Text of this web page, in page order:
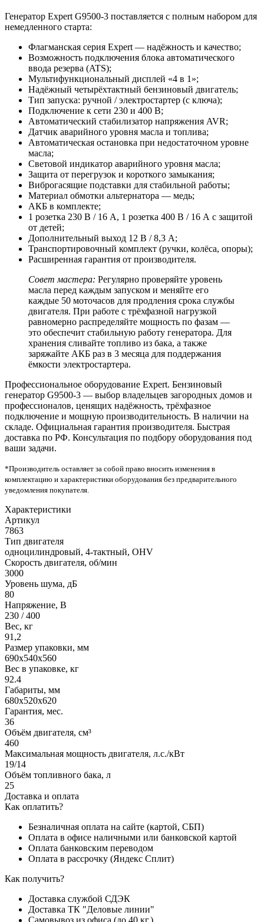
Генератор Expert G9500-3 поставляется с полным набором для
немедленного старта:
Флагманская серия Expert — надёжность и качество;
Возможность подключения блока автоматического
ввода резерва (ATS);
Мультифункциональный дисплей «4 в 1»;
Надёжный четырёхтактный бензиновый двигатель;
Тип запуска: ручной / электростартер (с ключа);
Подключение к сети 230 и 400 В;
Автоматический стабилизатор напряжения AVR;
Датчик аварийного уровня масла и топлива;
Автоматическая остановка при недостаточном уровне
масла;
Световой индикатор аварийного уровня масла;
Защита от перегрузок и короткого замыкания;
Виброгасящие подставки для стабильной работы;
Материал обмотки альтернатора — медь;
АКБ в комплекте;
1 розетка 230 В / 16 А, 1 розетка 400 В / 16 А с защитой
от детей;
Дополнительный выход 12 В / 8,3 А;
Транспортировочный комплект (ручки, колёса, опоры);
Расширенная гарантия от производителя.
Совет мастера: Регулярно проверяйте уровень
масла перед каждым запуском и меняйте его
каждые 50 моточасов для продления срока службы
двигателя. При работе с трёхфазной нагрузкой
равномерно распределяйте мощность по фазам —
это обеспечит стабильную работу генератора. Для
хранения сливайте топливо из бака, а также
заряжайте АКБ раз в 3 месяца для поддержания
ёмкости электростартера.
Профессиональное оборудование Expert. Бензиновый
генератор G9500-3 — выбор владельцев загородных домов и
профессионалов, ценящих надёжность, трёхфазное
подключение и мощную производительность. В наличии на
складе. Официальная гарантия производителя. Быстрая
доставка по РФ. Консультация по подбору оборудования под
ваши задачи.
*Производитель оставляет за собой право вносить изменения в
комплектацию и характеристики оборудования без предварительного
уведомления покупателя.
Характеристики
Артикул
7863
Тип двигателя
одноцилиндровый, 4-тактный, OHV
Скорость двигателя, об/мин
3000
Уровень шума, дБ
80
Напряжение, В
230 / 400
Вес, кг
91,2
Размер упаковки, мм
690x540x560
Вес в упаковке, кг
92.4
Габариты, мм
680х520х620
Гарантия, мес.
36
Объём двигателя, см³
460
Максимальная мощность двигателя, л.с./кВт
19/14
Объём топливного бака, л
25
Доставка и оплата
Как оплатить?
Безналичная оплата на сайте (картой, СБП)
Оплата в офисе наличными или банковской картой
Оплата банковским переводом
Оплата в рассрочку (Яндекс Сплит)
Как получить?
Доставка службой СДЭК
Доставка ТК "Деловые линии"